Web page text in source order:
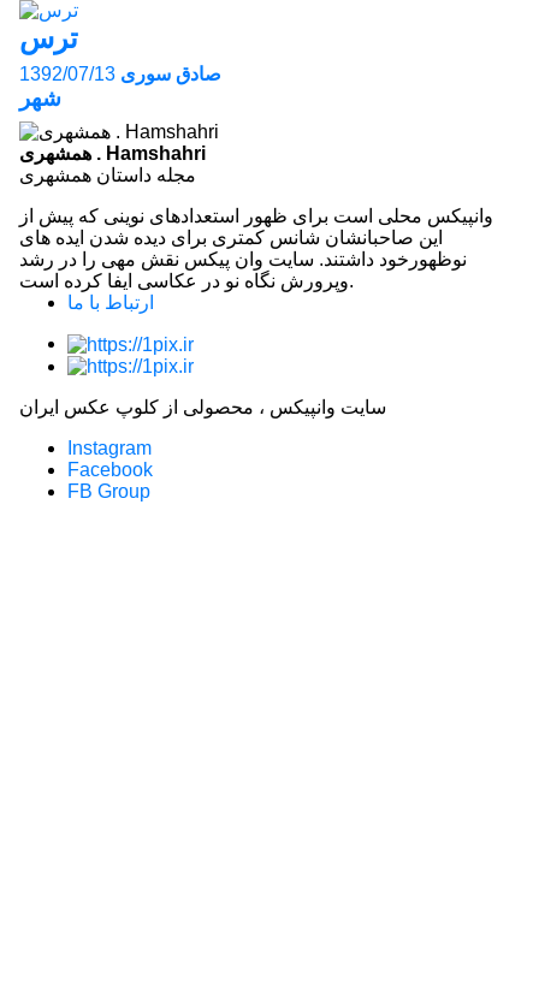
ترس
صادق سوری 1392/07/13
شهر
همشهری . Hamshahri
مجله داستان همشهری
وانپیکس محلی است برای ظهور استعدادهای نوینی که پیش از
این صاحبانشان شانس کمتری برای دیده شدن ایده های
نوظهورخود داشتند. سایت وان پیکس نقش مهی را در رشد
وپرورش نگاه نو در عکاسی ایفا کرده است.
ارتباط با ما
سایت وانپیکس ، محصولی از کلوپ عکس ایران
Instagram
Facebook
FB Group